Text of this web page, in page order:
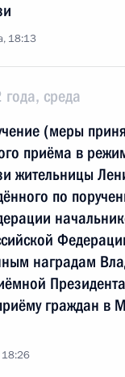
18:13
среда
(меры
приёма в
жительницы
по
наградам
граждан в
18:26